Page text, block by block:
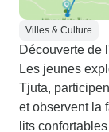
Villes & Culture
Découverte de
Les jeunes
Tjuta,
et observent la
lits